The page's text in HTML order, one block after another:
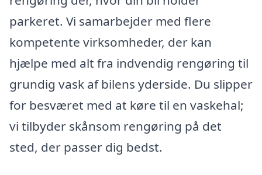
parkeret. Vi samarbejder med flere
kompetente virksomheder, der kan
hjælpe med alt fra indvendig rengøring til
grundig vask af bilens yderside. Du slipper
for besværet med at køre til en vaskehal;
vi tilbyder skånsom rengøring på det
sted, der passer dig bedst.